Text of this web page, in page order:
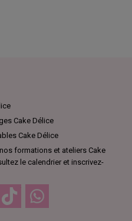
Cake Délice
Cake Délice
formations et ateliers Cake
le calendrier et inscrivez-
TikTok